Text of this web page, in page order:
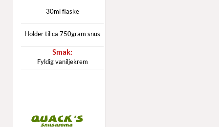
30ml flaske
Holder til ca 750gram snus
Fyldig vaniljekrem